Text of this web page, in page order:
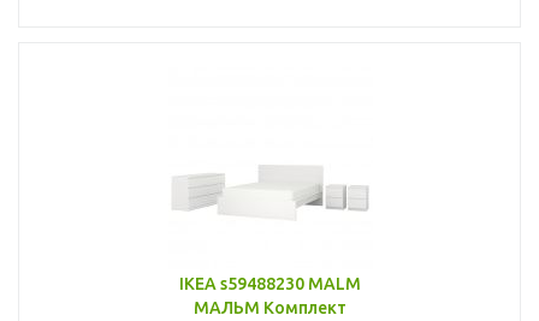
IKEA s59488230 MALM
МАЛЬМ Комплект